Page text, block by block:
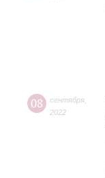
08 сентября
2022